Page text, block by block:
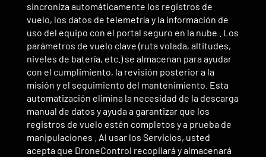
sincroniza automáticamente los registros de
vuelo, los datos de telemetría y la información de
uso del equipo con el portal seguro en la nube . Los
parámetros de vuelo clave (ruta volada, altitudes,
niveles de batería, etc.) se almacenan para ayudar
con el cumplimiento, la revisión posterior a la
misión y el seguimiento del mantenimiento. Esta
automatización elimina la necesidad de la descarga
manual de datos y ayuda a garantizar que los
registros de vuelo estén completos y a prueba de
manipulaciones . Al usar los Servicios, usted
acepta que DroneControl recopilará y almacenará